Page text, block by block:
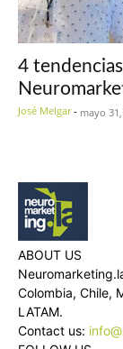
4
José Melgar - mayo
ABOUT US
Colombia, Chile,
LATAM.
Contact us: